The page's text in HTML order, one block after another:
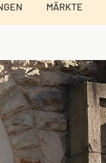
MÄRKTE